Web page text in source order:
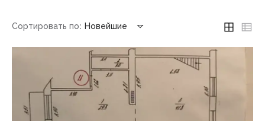
Сортировать по: Новейшие